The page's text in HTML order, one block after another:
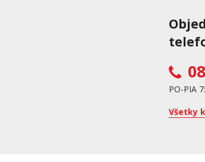
PO-PIA
Všetky